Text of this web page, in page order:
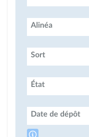
Alinéa
Sort
État
Date de dépôt